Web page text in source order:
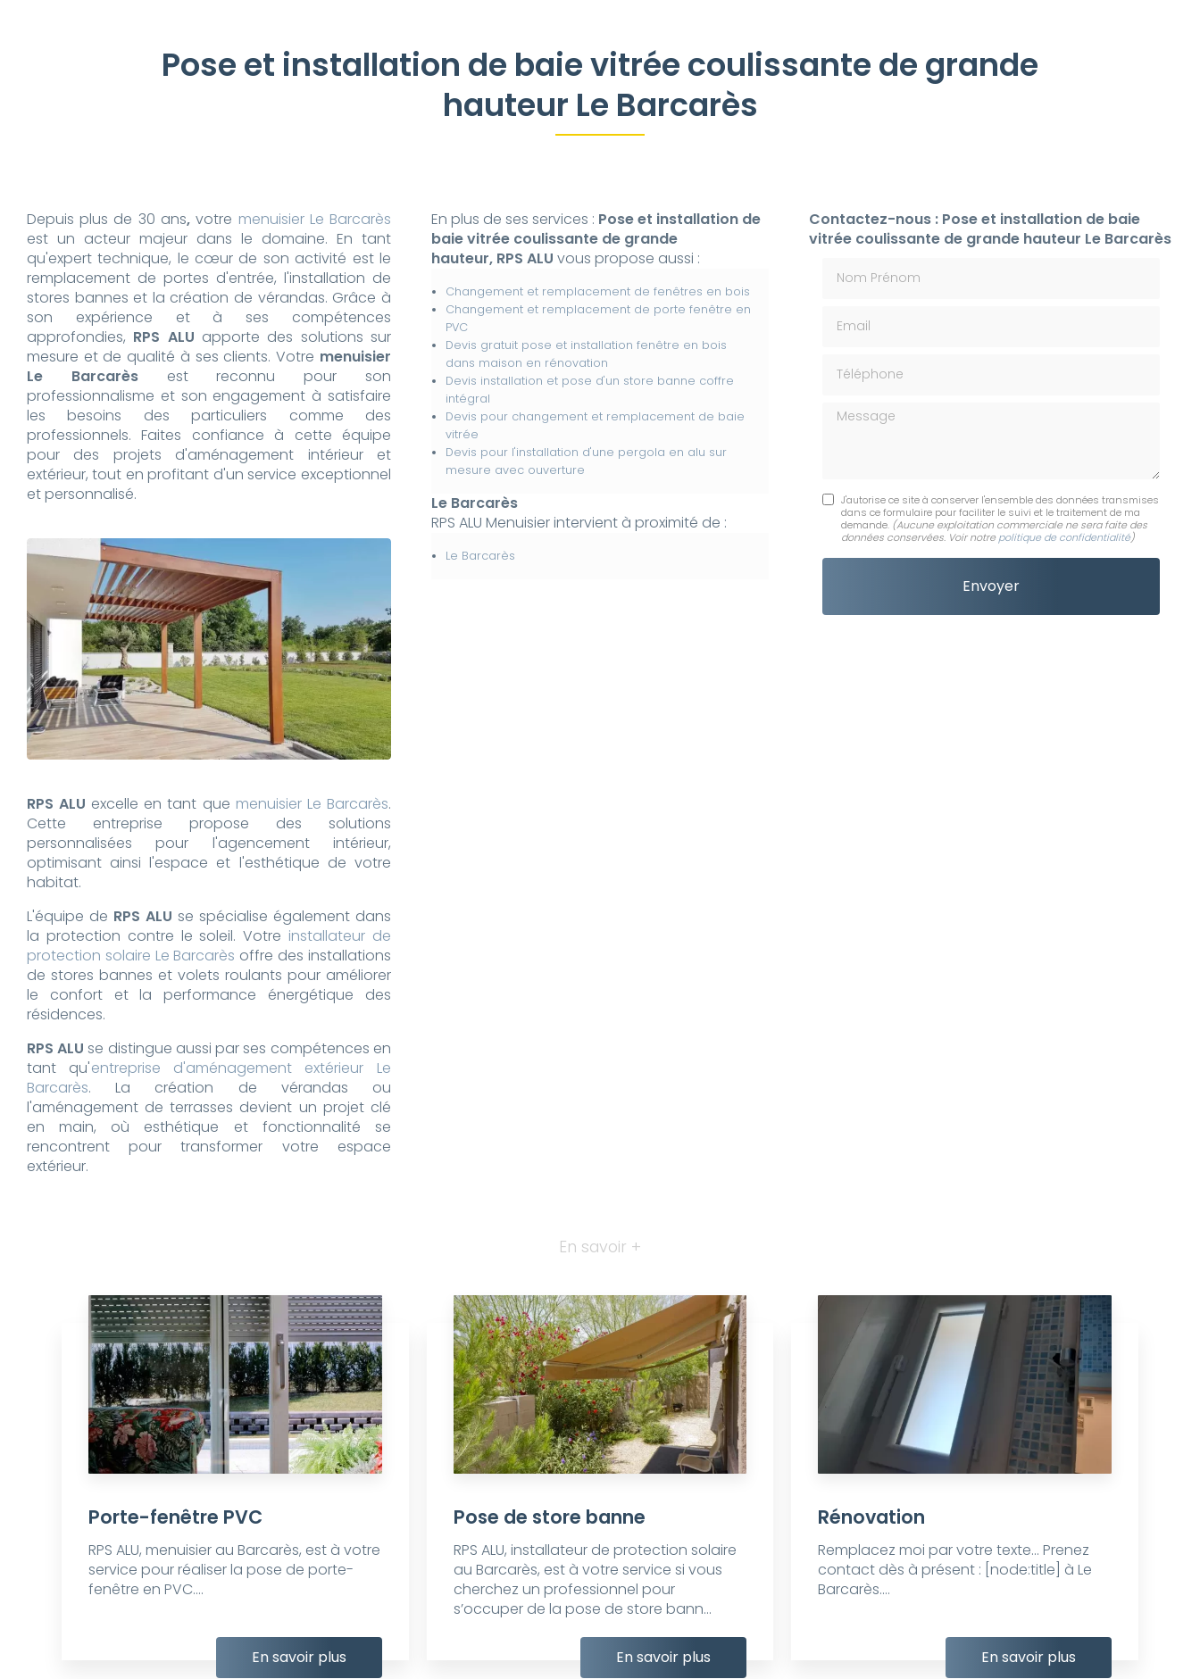
Pose et installation de baie vitrée coulissante de grande
hauteur Le Barcarès
Depuis plus de 30 ans,votre menuisier Le Barcarès
est un acteur majeur dans le domaine. En tant
qu'expert technique, le cœur de son activité est le
remplacement de portes d'entrée, l'installation de
stores bannes et la création de vérandas. Grâce à
son expérience et à ses compétences
approfondies, RPS ALU apporte des solutions sur
mesure et de qualité à ses clients. Votre menuisier
Le Barcarès est reconnu pour son
professionnalisme et son engagement à satisfaire
les besoins des particuliers comme des
professionnels. Faites confiance à cette équipe
pour des projets d'aménagement intérieur et
extérieur, tout en profitant d'un service exceptionnel
et personnalisé.
RPS ALU excelle en tant que menuisier Le Barcarès.
Cette entreprise propose des solutions
personnalisées pour l'agencement intérieur,
optimisant ainsi l'espace et l'esthétique de votre
habitat.
L'équipe de RPS ALU se spécialise également dans
la protection contre le soleil. Votre installateur de
protection solaire Le Barcarès offre des installations
de stores bannes et volets roulants pour améliorer
le confort et la performance énergétique des
résidences.
RPS ALU se distingue aussi par ses compétences en
tant qu'entreprise d'aménagement extérieur Le
Barcarès. La création de vérandas ou
l'aménagement de terrasses devient un projet clé
en main, où esthétique et fonctionnalité se
rencontrent pour transformer votre espace
extérieur.
En plus de ses services : Pose et installation de
baie vitrée coulissante de grande
hauteur, RPS ALU vous propose aussi :
Changement et remplacement de fenêtres en bois
Changement et remplacement de porte fenêtre en
PVC
Devis gratuit pose et installation fenêtre en bois
dans maison en rénovation
Devis installation et pose d'un store banne coffre
intégral
Devis pour changement et remplacement de baie
vitrée
Devis pour l'installation d'une pergola en alu sur
mesure avec ouverture
Le Barcarès
RPS ALU Menuisier intervient à proximité de :
Le Barcarès
Contactez-nous : Pose et installation de baie
vitrée coulissante de grande hauteur Le Barcarès
Message
J'autorise ce site à conserver l'ensemble des données transmises
dans ce formulaire pour faciliter le suivi et le traitement de ma
demande. (Aucune exploitation commerciale ne sera faite des
données conservées. Voir notre politique de confidentialité)
En savoir +
Porte-fenêtre PVC
RPS ALU, menuisier au Barcarès, est à votre
service pour réaliser la pose de porte-
fenêtre en PVC....
En savoir plus
Pose de store banne
RPS ALU, installateur de protection solaire
au Barcarès, est à votre service si vous
cherchez un professionnel pour
s’occuper de la pose de store bann...
En savoir plus
Rénovation
Remplacez moi par votre texte... Prenez
contact dès à présent : [node:title] à Le
Barcarès....
En savoir plus